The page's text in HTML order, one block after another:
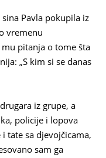
Pavla pokupila iz
vremenu
pitanja o tome šta
„S kim si se danas
iz grupe, a
policije i lopova
tate sa djevojčicama,
sam ga